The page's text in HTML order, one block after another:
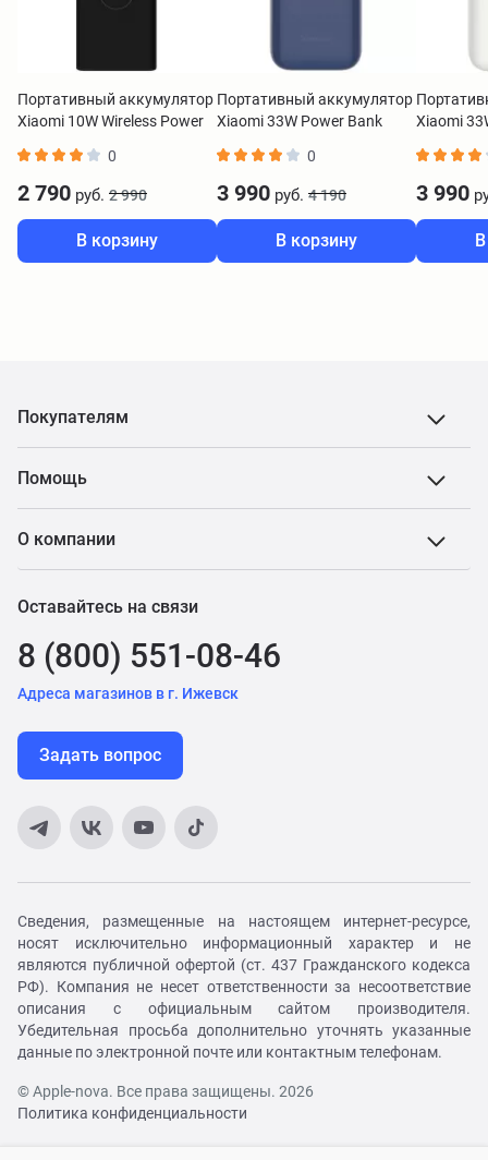
Портативный аккумулятор
Xiaomi 10W Wireless Power
BHR5460GL 0
2 790 руб. 2 990
В корзину
Портативный аккумулятор
Xiaomi 33W Power Bank
синий BHR5785GL
0
3 990 руб. 4 190
В корзину
Xiaomi
белый
3 990
Покупателям
Помощь
О компании
Оставайтесь на связи
8 (800) 551-08-46
Адреса магазинов в г. Ижевск
Задать вопрос
Сведения, размещенные на настоящем интернет-ресурсе,
носят исключительно информационный характер и не
являются публичной офертой (ст. 437 Гражданского кодекса
РФ). Компания не несет ответственности за несоответствие
описания с официальным сайтом производителя.
Убедительная просьба дополнительно уточнять указанные
данные по электронной почте или контактным телефонам.
© Apple-nova. Все права защищены. 2026
Политика конфиденциальности